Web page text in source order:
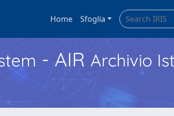
Home Sfoglia
- AIR Archivio